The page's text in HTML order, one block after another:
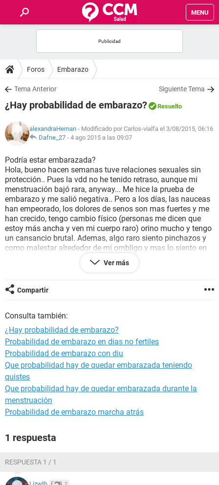
MENU
FOROS
SALUD
FAMILIA
NUTRICIÓN
BIENESTAR
SEXUALIDAD
GLOSARIO
Foros Embarazo
Tema Anterior Siguiente Tema
¿Hay probabilidad de embarazo? Resuelto
alexandraHernan - Modificado por Carlos-vialfa el 3/08/2015, 06:16
Dafne_27 - 4 ago 2015 a las 09:07
Podría estar embarazada?
Hola, bueno hacen semanas tuve relaciones sexuales sin
protección.. Pues la vdd no he tenido retraso, aunque mi
menstruación bajó rara, anyway... Me hice la prueba de
embarazo y me salió negativa.. Pero a los días, las nauceas
han empeorado, los dolores de senos son mas fuertes y me
han crecido, tengo cambio físico (personas me dicen que
estoy más ancha y ven mi cuerpo raro) orino mucho y tengo
un cansancio brutal. Ademas, algo raro siento pinchazos y
como malestar alrededor de mi ombligo y mas lo siento en
la parte de arriba... Podría ser embarazo? Se que debo
repetirme la prueba de embarazo... Pero quiero leer alguna
Ver más
Compartir
Consulta también:
¿Hay probabilidad de embarazo?
Probabilidad de embarazo en dias no fertiles
Probabilidad de embarazo con diu
Que probabilidad hay de quedar embarazada teniendo
quistes
Que probabilidad hay de quedar embarazada durante la
menstruación
Probabilidad de embarazo marcha atrás
1 respuesta
RESPUESTA 1 / 1